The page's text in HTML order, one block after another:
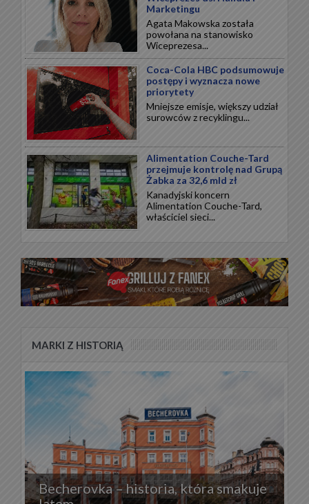
Marketingu
Agata Makowska została
powołana na stanowisko
Wiceprezesa...
Coca-Cola HBC podsumowuje
postępy i wyznacza nowe
priorytety
Mniejsze emisje, większy udział
surowców z recyklingu...
Alimentation Couche-Tard
przejmuje kontrolę nad Grupą
Żabka za 32,6 mld zł
Kanadyjski koncern
Alimentation Couche-Tard,
właściciel sieci...
MARKI Z HISTORIĄ
Becherovka – historia, która smakuje